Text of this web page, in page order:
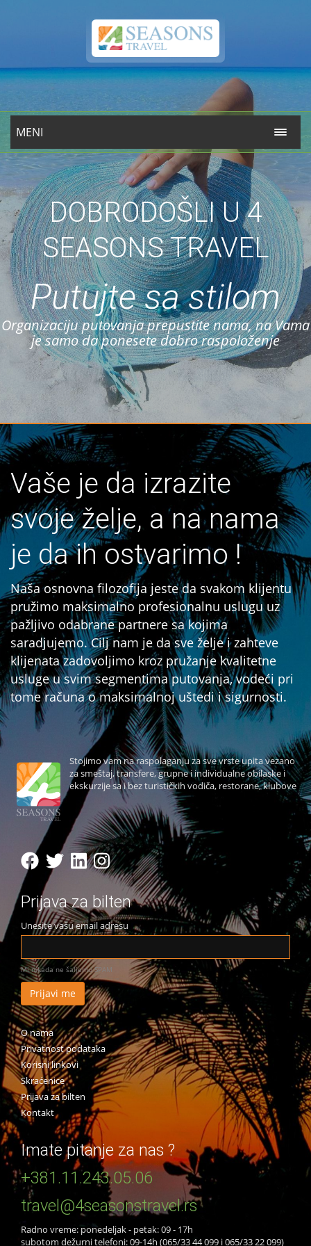
MENI
DOBRODOŠLI U 4
SEASONS TRAVEL
Putujte sa stilom
Organizaciju putovanja prepustite nama, na Vama
je samo da ponesete dobro raspoloženje
Vaše je da izrazite
svoje želje, a na nama
je da ih ostvarimo !
Naša osnovna filozofija jeste da svakom klijentu
pružimo maksimalno profesionalnu uslugu uz
pažljivo odabrane partnere sa kojima
saradjujemo. Cilj nam je da sve želje i zahteve
klijenata zadovoljimo kroz pružanje kvalitetne
usluge u svim segmentima putovanja, vodeći pri
tome računa o maksimalnoj uštedi i sigurnosti.
Stojimo vam na raspolaganju za sve vrste upita vezano
za smeštaj, transfere, grupne i individualne obilaske i
ekskurzije sa i bez turističkih vodiča, restorane, klubove
Prijava za bilten
Unesite vašu email adresu
Mi nikada ne šaljemo SPAM
O nama
Privatnost podataka
Korisni linkovi
Skraćenice
Prijava za bilten
Kontakt
Imate pitanje za nas ?
+381.11.243.05.06
travel@4seasonstravel.rs
Radno vreme: ponedeljak - petak: 09 - 17h
subotom dežurni telefoni: 09-14h (065/33 44 099 i 065/33 22 099)